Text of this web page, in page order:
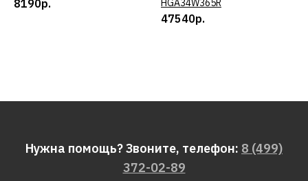
8190р.
47540р.
Нужна помощь? Звоните, телефон: 8 (499)
372-02-89